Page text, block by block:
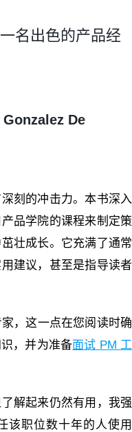
名出色的产品经
De
刻的冲击力。本书深入
品学院的课程来制定策
壮成长。它充满了通常
建议，甚至是指导读者
，这一点在您阅读时确
，并为准备面试 PM 工
解起来仍然有用，我强
该职位数十年的人使用